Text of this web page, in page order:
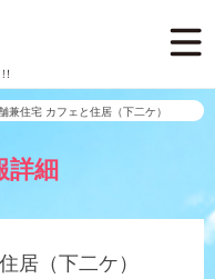
移住ノスス
兼住宅 カフェと住居（下二ケ）
詳細
居（下二ケ）